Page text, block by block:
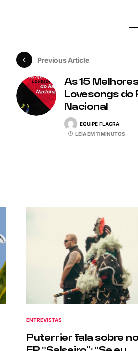
Previous Article
As 15 Melhores
Lovesongs do
Nacional
EQUIPE FLAGRA
LEIA EM 11 MINUTOS
ENTREVISTAS
Puterrier fala sobre